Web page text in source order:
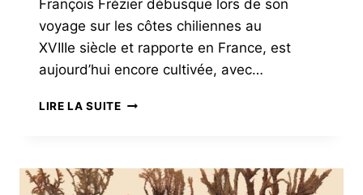
François Frézier débusque lors de son
voyage sur les côtes chiliennes au
XVIIIe siècle et rapporte en France, est
aujourd’hui encore cultivée, avec…
LIRE LA SUITELA
ROUGE